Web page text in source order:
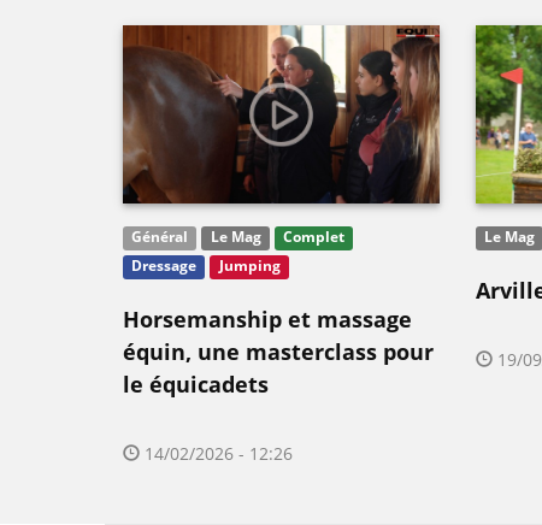
Général Le Mag
Complet
Dressage
Jumping
Horsemanship et massage
équin, une masterclass pour
le équicadets
14/02/2026 - 12:26
Le Mag
19/